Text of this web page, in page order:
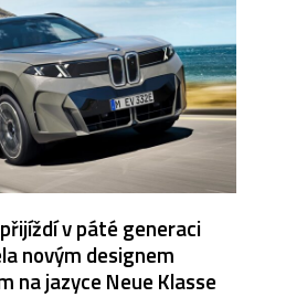
v páté generaci
novým designem
na jazyce Neue Klasse